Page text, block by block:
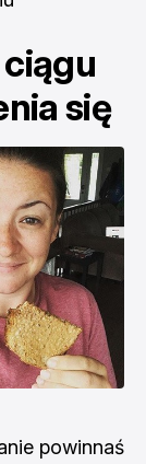
się
powinnaś